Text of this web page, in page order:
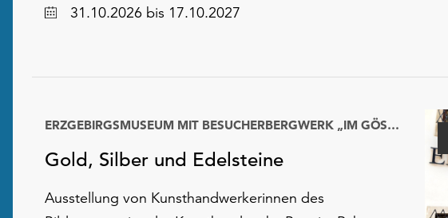
Datum31.10.2026 bis 17.10.2027
Gold, Silber und Edelsteine
ERZGEBIRGSMUSEUM MIT BESUCHERBERGWERK „IM GÖSSNER“
Ausstellung von Kunsthandwerkerinnen des